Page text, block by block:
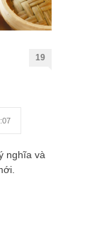
19
nghĩa và